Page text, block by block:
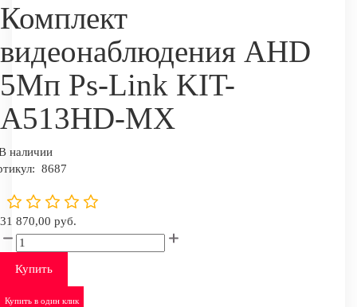
Комплект
видеонаблюдения AHD
5Мп Ps-Link KIT-
A513HD-MX
наличии
8687
31 870,00 руб.
Купить
Купить в один клик